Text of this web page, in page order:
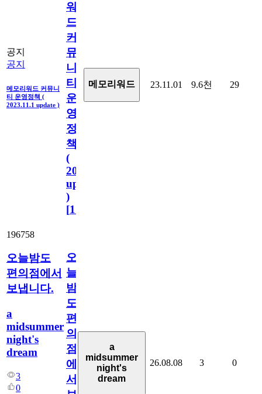
공지
공지
메모리워드 커뮤니
티 운영정책 (
2023.11.1 update )
워
드
커
뮤
니
티
운
영
정
책
(
2023.11.1
update
)
[110
메모리워드 23.11.01 9.6천 29
196758
오늘밤도
편의점에서
보냅니다.
a
midsummer
night's
dream
3
0
오
늘
밤
도
편
의
점
에
서
a
midsummer
night's
dream
26.08.08 3 0